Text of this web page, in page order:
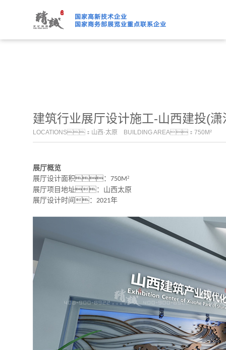
91桃色APP下载免费版,91
建筑行业展厅设计施工-山西建投(
LOCATIONS：山西·太原 BUILDING AREA：750M²
展厅概览
展厅设计面积： 750M²
展厅项目地址：山西太原
展厅设计时间： 2021年